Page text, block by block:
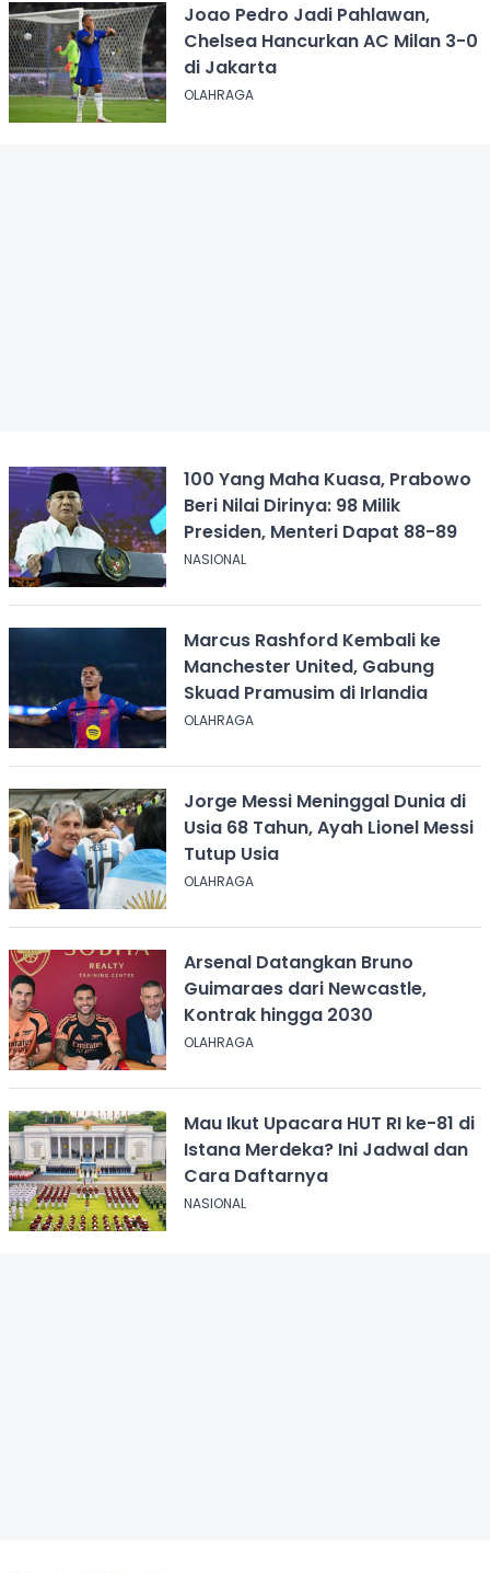
Joao Pedro Jadi Pahlawan,
Chelsea Hancurkan AC Milan 3-0
di Jakarta
OLAHRAGA
100 Yang Maha Kuasa, Prabowo
Beri Nilai Dirinya: 98 Milik
Presiden, Menteri Dapat 88-89
NASIONAL
Marcus Rashford Kembali ke
Manchester United, Gabung
Skuad Pramusim di Irlandia
OLAHRAGA
Jorge Messi Meninggal Dunia di
Usia 68 Tahun, Ayah Lionel Messi
Tutup Usia
OLAHRAGA
Arsenal Datangkan Bruno
Guimaraes dari Newcastle,
Kontrak hingga 2030
OLAHRAGA
Mau Ikut Upacara HUT RI ke-81 di
Istana Merdeka? Ini Jadwal dan
Cara Daftarnya
NASIONAL